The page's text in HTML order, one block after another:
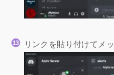
リンクを貼り付けてメ